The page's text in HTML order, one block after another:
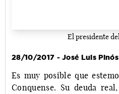
El presidente
28/10/2017 - José Luis Pinós
Es muy posible que
Conquense. Su deuda